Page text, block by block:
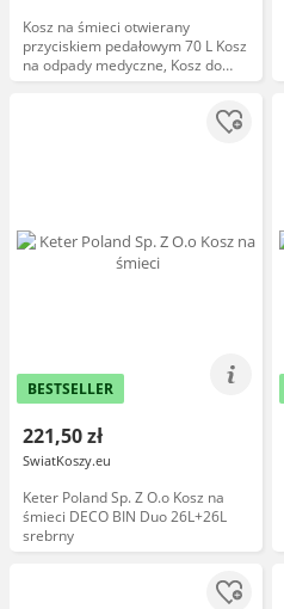
Kosz na śmieci otwierany
przyciskiem pedałowym 70 L Kosz
na odpady medyczne, Kosz do
szpitala
BESTSELLER
221,50 zł
SwiatKoszy.eu
Keter Poland Sp. Z O.o Kosz na
śmieci DECO BIN Duo 26L+26L
srebrny